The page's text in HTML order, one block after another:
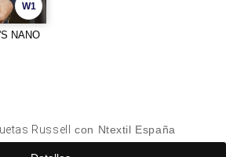
W1
NANO
Russell con Ntextil España